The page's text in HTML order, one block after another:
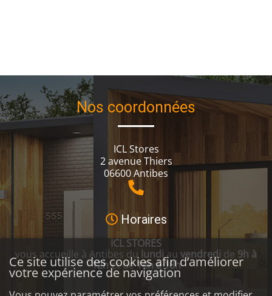
Nos coordonnées
ICL Stores
2 avenue Thiers
06600 Antibes
Horaires
ICL STORES
vous accueille à Antibes dulundiau vendredi de 9h à
12het de14h à 18h
Ce site utilise des cookies afin d’améliorer
votre expérience de navigation